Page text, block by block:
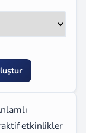
etkinlikler